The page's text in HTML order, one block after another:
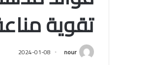
تقوية
nour
2024-01-08